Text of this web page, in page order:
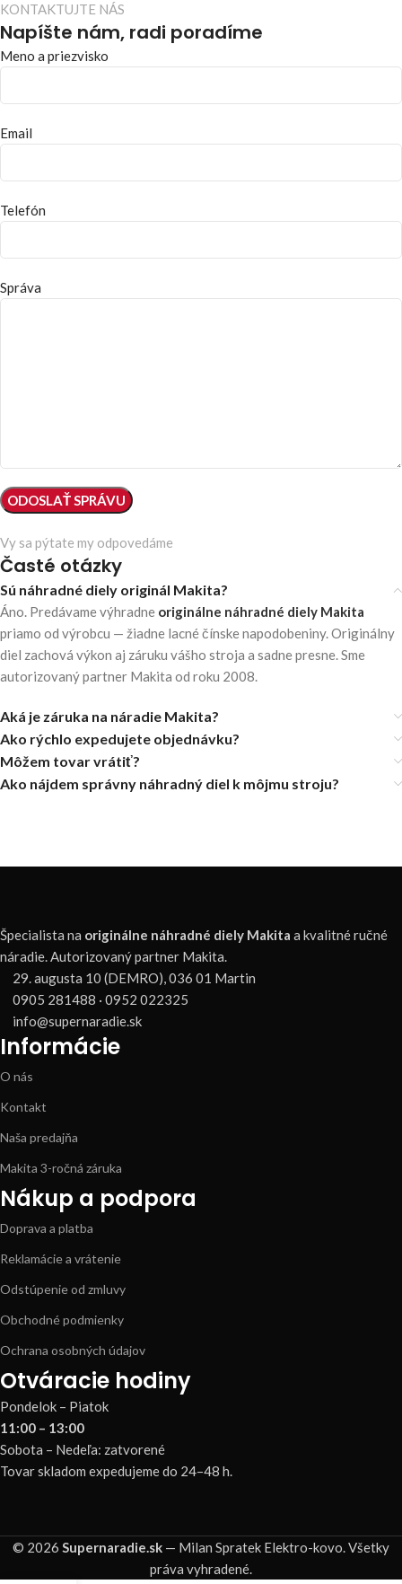
Vy sa pýtate my odpovedáme
Časté otázky
Sú náhradné diely originál Makita?
Áno. Predávame výhradne originálne náhradné diely Makita
priamo od výrobcu — žiadne lacné čínske napodobeniny. Originálny
diel zachová výkon aj záruku vášho stroja a sadne presne. Sme
autorizovaný partner Makita od roku 2008.
Aká je záruka na náradie Makita?
Ako rýchlo expedujete objednávku?
Môžem tovar vrátiť?
Ako nájdem správny náhradný diel k môjmu stroju?
KONTAKTUJTE NÁS
Napíšte nám, radi poradíme
Meno a priezvisko
Email
Telefón
Správa
Špecialista na originálne náhradné diely Makita a kvalitné ručné
náradie. Autorizovaný partner Makita.
29. augusta 10 (DEMRO), 036 01 Martin
0905 281488 · 0952 022325
info@supernaradie.sk
Informácie
O nás
Kontakt
Naša predajňa
Makita 3-ročná záruka
Nákup a podpora
Doprava a platba
Reklamácie a vrátenie
Odstúpenie od zmluvy
Obchodné podmienky
Ochrana osobných údajov
Otváracie hodiny
Pondelok – Piatok
11:00 – 13:00
Sobota – Nedeľa: zatvorené
Tovar skladom expedujeme do 24–48 h.
© 2026 Supernaradie.sk — Milan Spratek Elektro-kovo. Všetky
práva vyhradené.